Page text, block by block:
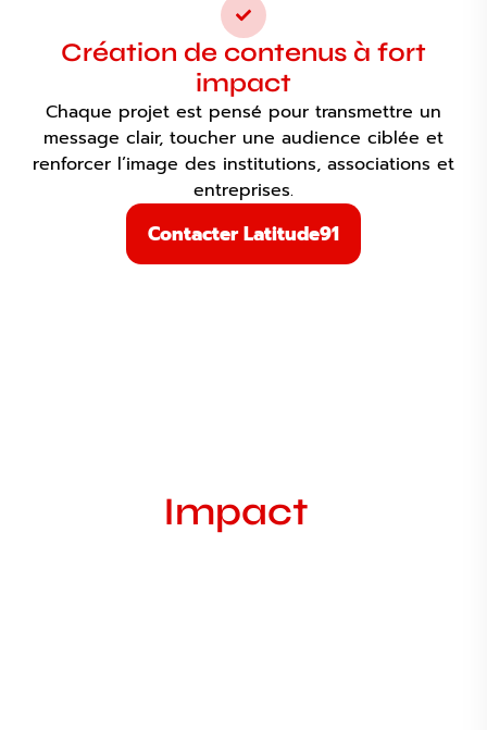
Création de contenus à fort
impact
Chaque projet est pensé pour transmettre un
message clair, toucher une audience ciblée et
renforcer l’image des institutions, associations et
entreprises.
Contacter Latitude91
Impact